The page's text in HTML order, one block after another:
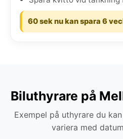
60 sek nu kan spara 6
Biluthyrare på
Exempel på uthyrare du
variera med